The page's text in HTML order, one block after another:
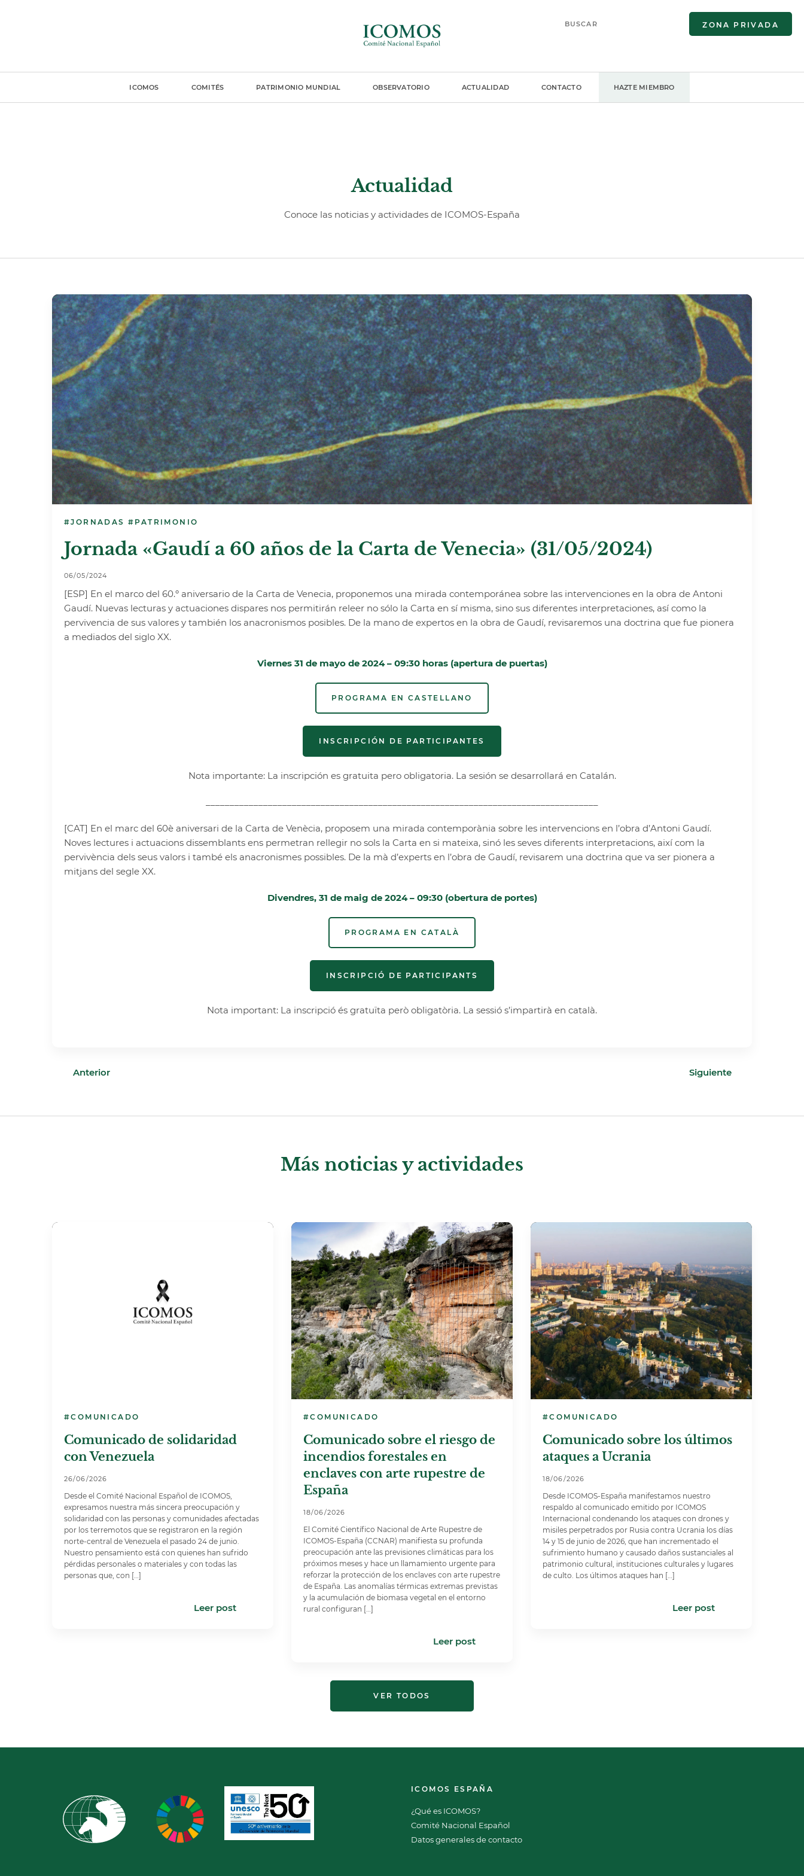
ZONA PRIVADA
ICOMOS COMITÉS PATRIMONIO MUNDIAL OBSERVATORIO ACTUALIDAD CONTACTO HAZTE MIEMBRO
Actualidad
Conoce las noticias y actividades de ICOMOS-España
#JORNADAS #PATRIMONIO
Jornada «Gaudí a 60 años de la Carta de Venecia» (31/05/2024)
06/05/2024
[ESP] En el marco del 60.º aniversario de la Carta de Venecia, proponemos una mirada contemporánea sobre las intervenciones en la obra de Antoni
Gaudí. Nuevas lecturas y actuaciones dispares nos permitirán releer no sólo la Carta en sí misma, sino sus diferentes interpretaciones, así como la
pervivencia de sus valores y también los anacronismos posibles. De la mano de expertos en la obra de Gaudí, revisaremos una doctrina que fue pionera
a mediados del siglo XX.
Viernes 31 de mayo de 2024 – 09:30 horas (apertura de puertas)
PROGRAMA EN CASTELLANO
INSCRIPCIÓN DE PARTICIPANTES
Nota importante: La inscripción es gratuita pero obligatoria. La sesión se desarrollará en Catalán.
[CAT] En el marc del 60è aniversari de la Carta de Venècia, proposem una mirada contemporània sobre les intervencions en l’obra d’Antoni Gaudí.
Noves lectures i actuacions dissemblants ens permetran rellegir no sols la Carta en si mateixa, sinó les seves diferents interpretacions, així com la
pervivència dels seus valors i també els anacronismes possibles. De la mà d’experts en l’obra de Gaudí, revisarem una doctrina que va ser pionera a
mitjans del segle XX.
Divendres, 31 de maig de 2024 – 09:30 (obertura de portes)
PROGRAMA EN CATALÀ
INSCRIPCIÓ DE PARTICIPANTS
Nota important: La inscripció és gratuïta però obligatòria. La sessió s’impartirà en català.
Anterior Siguiente
Más noticias y actividades
#COMUNICADO
Comunicado de solidaridad
con Venezuela
26/06/2026
Desde el Comité Nacional Español de ICOMOS,
expresamos nuestra más sincera preocupación y
solidaridad con las personas y comunidades afectadas
por los terremotos que se registraron en la región
norte-central de Venezuela el pasado 24 de junio.
Nuestro pensamiento está con quienes han sufrido
pérdidas personales o materiales y con todas las
personas que, con […]
Leer post
#COMUNICADO
Comunicado sobre el riesgo de
incendios forestales en
enclaves con arte rupestre de
España
18/06/2026
El Comité Científico Nacional de Arte Rupestre de
ICOMOS-España (CCNAR) manifiesta su profunda
preocupación ante las previsiones climáticas para los
próximos meses y hace un llamamiento urgente para
reforzar la protección de los enclaves con arte rupestre
de España. Las anomalías térmicas extremas previstas
y la acumulación de biomasa vegetal en el entorno
rural configuran […]
Leer post
#COMUNICADO
Comunicado sobre los últimos
ataques a Ucrania
18/06/2026
Desde ICOMOS-España manifestamos nuestro
respaldo al comunicado emitido por ICOMOS
Internacional condenando los ataques con drones y
misiles perpetrados por Rusia contra Ucrania los días
14 y 15 de junio de 2026, que han incrementado el
sufrimiento humano y causado daños sustanciales al
patrimonio cultural, instituciones culturales y lugares
de culto. Los últimos ataques han […]
Leer post
VER TODOS
ICOMOS ESPAÑA
¿Qué es ICOMOS?
Comité Nacional Español
Datos generales de contacto